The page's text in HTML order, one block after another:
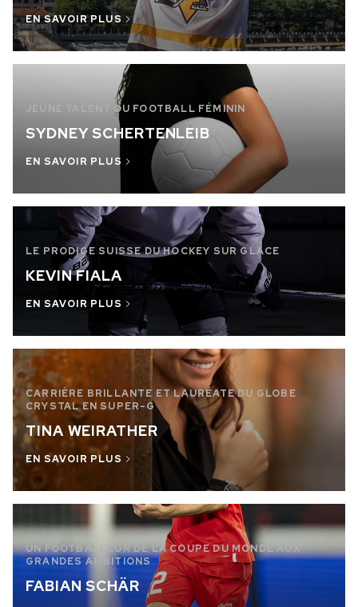
EN SAVOIR PLUS
JEUNE TALENT DU FOOTBALL FÉMININ
SYDNEY SCHERTENLEIB
EN SAVOIR PLUS
LE PRODIGE SUISSE DU HOCKEY SUR GLACE
KEVIN FIALA
EN SAVOIR PLUS
CARRIÈRE BRILLANTE ET LAURÉATE DU GLOBE
CRYSTAL EN SUPER-G
TINA WEIRATHER
EN SAVOIR PLUS
UN FOOTBALLEUR DE LA COUPE DU MONDE AUX
GRANDES AMBITIONS
FABIAN SCHÄR